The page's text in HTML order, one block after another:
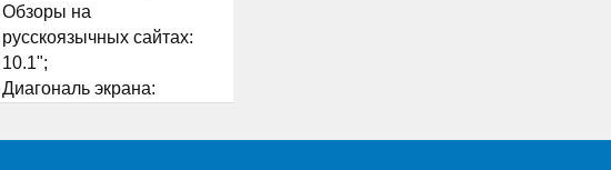
Обзоры на
русскоязычных сайтах:
10.1";
Диагональ экрана:
Разрешение экрана: IPS;